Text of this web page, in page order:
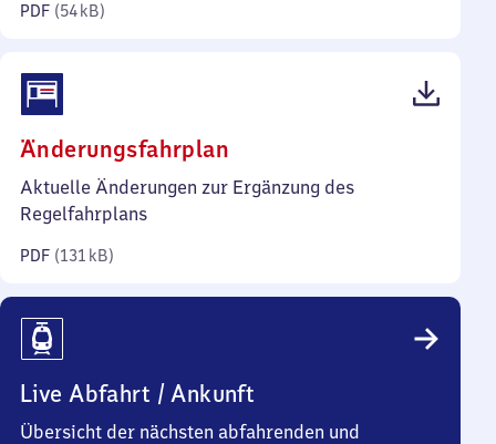
PDF (54 kB)
Änderungsfahrplan
131
Aktuelle Änderungen zur Ergänzung des
Regelfahrplans
PDF (131 kB)
Live Abfahrt / Ankunft
Übersicht der nächsten abfahrenden und